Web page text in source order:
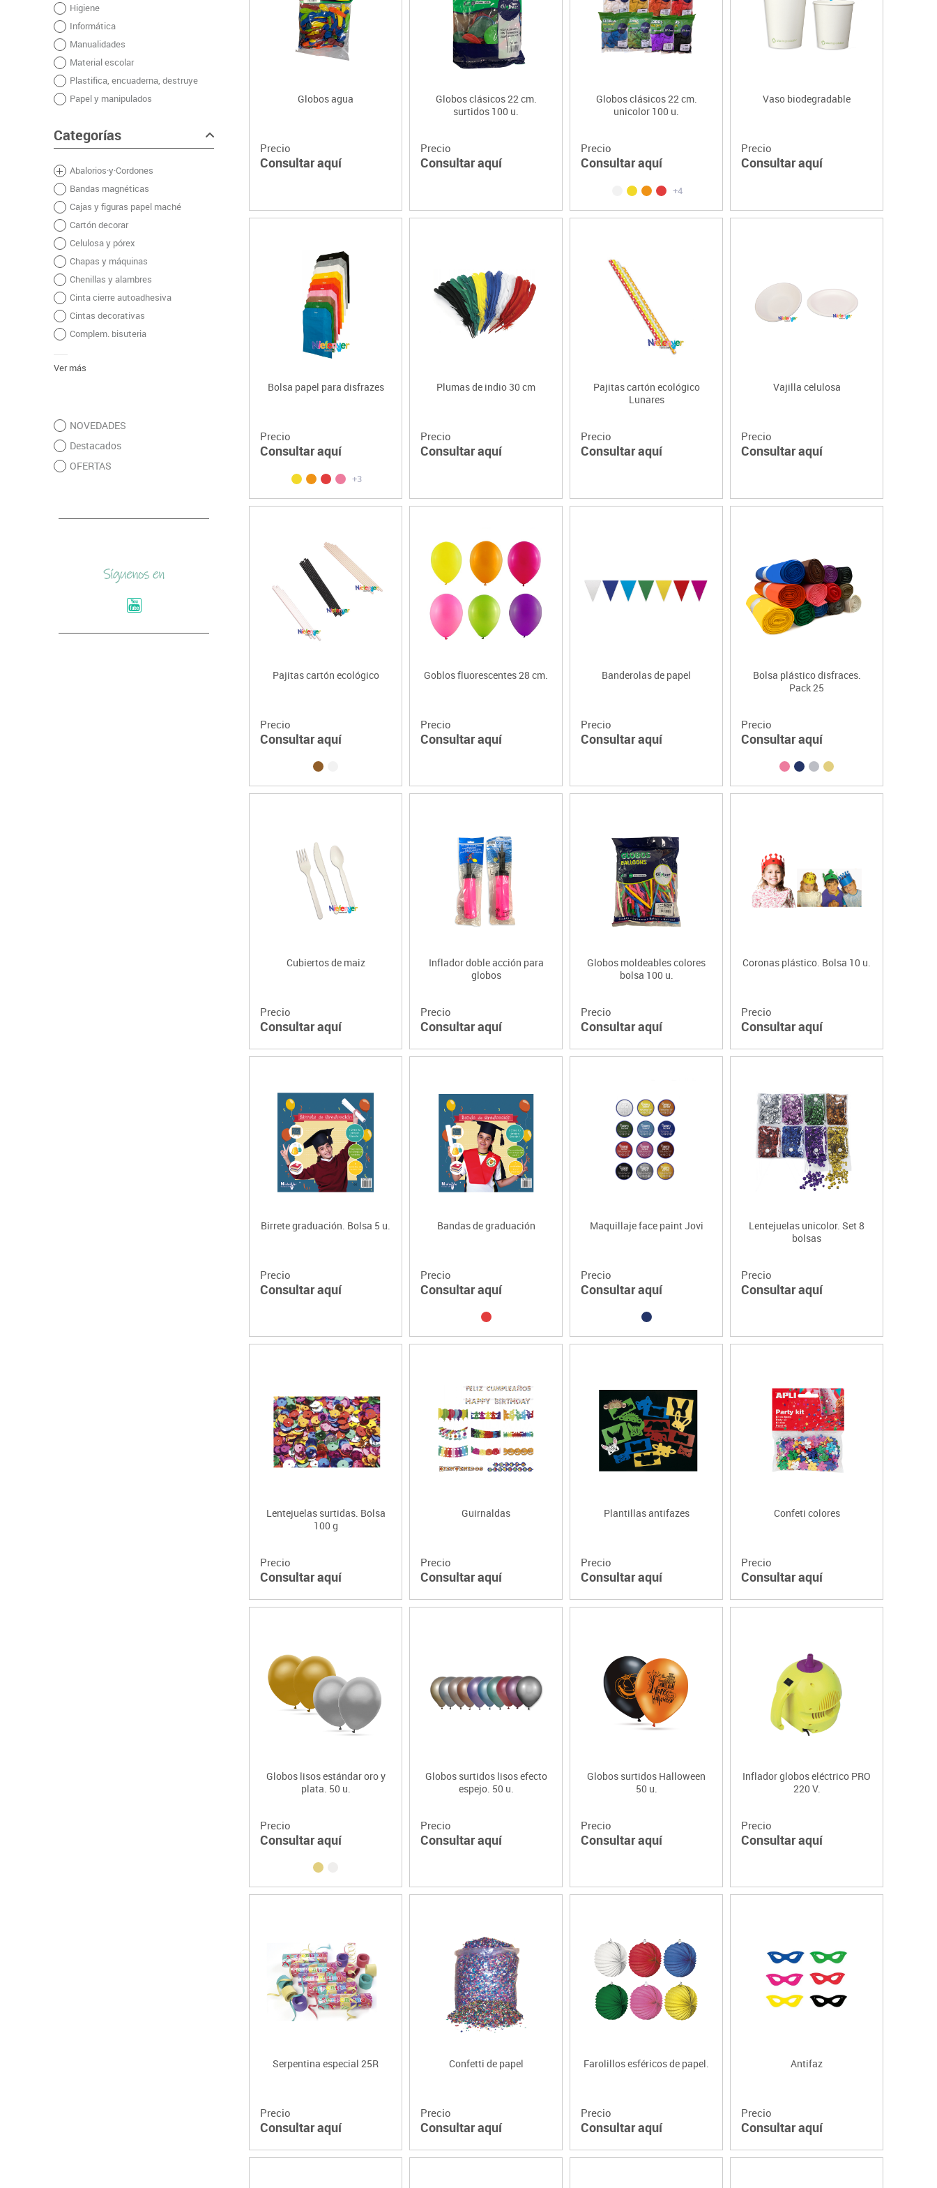
Plastifica, encuaderna, destruye
Papel y manipulados
Higiene
Informática
Manualidades
Material escolar
Plastifica, encuaderna, destruye
Papel y manipulados
Categorías
Abalorios·y·Cordones
Bandas magnéticas
Cajas y figuras papel maché
Cartón decorar
Celulosa y pórex
Chapas y máquinas
Chenillas y alambres
Cinta cierre autoadhesiva
Cintas decorativas
Complem. bisuteria
Ver más
NOVEDADES
Destacados
OFERTAS
Globos agua
Precio
Consultar aquí
Globos clásicos 22 cm.
surtidos 100 u.
Precio
Consultar aquí
Globos clásicos 22 cm.
unicolor 100 u.
Precio
Consultar aquí
+4
Vaso biodegradable
Precio
Consultar aquí
Bolsa papel para disfrazes
Precio
Consultar aquí
+3
Plumas de indio 30 cm
Precio
Consultar aquí
Pajitas cartón ecológico
Lunares
Precio
Consultar aquí
Vajilla celulosa
Precio
Consultar aquí
Pajitas cartón ecológico
Precio
Consultar aquí
Goblos fluorescentes 28 cm.
Precio
Consultar aquí
Banderolas de papel
Precio
Consultar aquí
Bolsa plástico disfraces.
Pack 25
Precio
Consultar aquí
Cubiertos de maiz
Precio
Consultar aquí
Inflador doble acción para
globos
Precio
Consultar aquí
Globos moldeables colores
bolsa 100 u.
Precio
Consultar aquí
Coronas plástico. Bolsa 10 u.
Precio
Consultar aquí
Birrete graduación. Bolsa 5 u.
Precio
Consultar aquí
Bandas de graduación
Precio
Consultar aquí
Maquillaje face paint Jovi
Precio
Consultar aquí
Lentejuelas unicolor. Set 8
bolsas
Precio
Consultar aquí
Lentejuelas surtidas. Bolsa
100 g
Precio
Consultar aquí
Guirnaldas
Precio
Consultar aquí
Plantillas antifazes
Precio
Consultar aquí
Confeti colores
Precio
Consultar aquí
Globos lisos estándar oro y
plata. 50 u.
Precio
Consultar aquí
Globos surtidos lisos efecto
espejo. 50 u.
Precio
Consultar aquí
Globos surtidos Halloween
50 u.
Precio
Consultar aquí
Inflador globos eléctrico PRO
220 V.
Precio
Consultar aquí
Serpentina especial 25R
Precio
Consultar aquí
Confetti de papel
Precio
Consultar aquí
Farolillos esféricos de papel.
Precio
Consultar aquí
Antifaz
Precio
Consultar aquí